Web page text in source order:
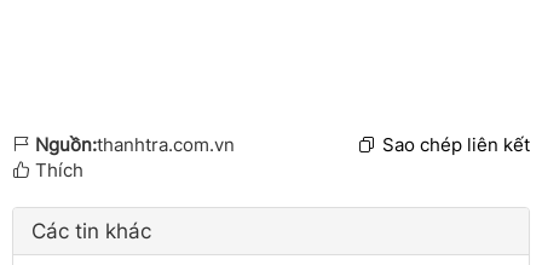
Nguồn:thanhtra.com.vn
Sao chép liên kết
Thích
Các tin khác